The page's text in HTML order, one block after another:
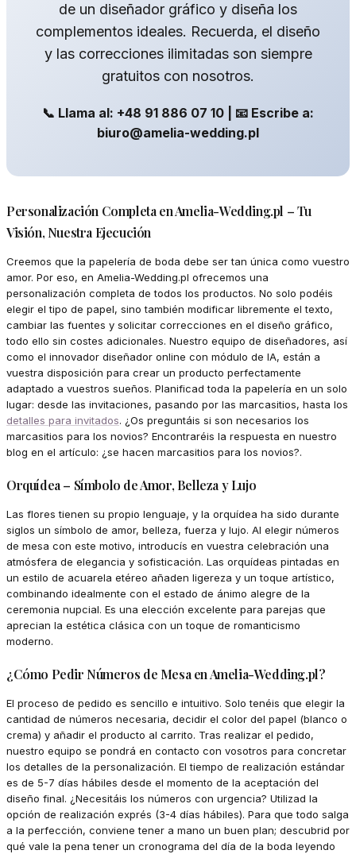
de un diseñador gráfico y diseña los
complementos ideales. Recuerda, el diseño
y las correcciones ilimitadas son siempre
gratuitos con nosotros.
📞 Llama al: +48 91 886 07 10 | 📧 Escribe a:
biuro@amelia-wedding.pl
Personalización Completa en Amelia-Wedding.pl – Tu
Visión, Nuestra Ejecución
Creemos que la papelería de boda debe ser tan única como vuestro
amor. Por eso, en Amelia-Wedding.pl ofrecemos una
personalización completa de todos los productos. No solo podéis
elegir el tipo de papel, sino también modificar libremente el texto,
cambiar las fuentes y solicitar correcciones en el diseño gráfico,
todo ello sin costes adicionales. Nuestro equipo de diseñadores, así
como el innovador diseñador online con módulo de IA, están a
vuestra disposición para crear un producto perfectamente
adaptado a vuestros sueños. Planificad toda la papelería en un solo
lugar: desde las invitaciones, pasando por las marcasitios, hasta los
detalles para invitados. ¿Os preguntáis si son necesarios los
marcasitios para los novios? Encontraréis la respuesta en nuestro
blog en el artículo: ¿se hacen marcasitios para los novios?.
Orquídea – Símbolo de Amor, Belleza y Lujo
Las flores tienen su propio lenguaje, y la orquídea ha sido durante
siglos un símbolo de amor, belleza, fuerza y lujo. Al elegir números
de mesa con este motivo, introducís en vuestra celebración una
atmósfera de elegancia y sofisticación. Las orquídeas pintadas en
un estilo de acuarela etéreo añaden ligereza y un toque artístico,
combinando idealmente con el estado de ánimo alegre de la
ceremonia nupcial. Es una elección excelente para parejas que
aprecian la estética clásica con un toque de romanticismo
moderno.
¿Cómo Pedir Números de Mesa en Amelia-Wedding.pl?
El proceso de pedido es sencillo e intuitivo. Solo tenéis que elegir la
cantidad de números necesaria, decidir el color del papel (blanco o
crema) y añadir el producto al carrito. Tras realizar el pedido,
nuestro equipo se pondrá en contacto con vosotros para concretar
los detalles de la personalización. El tiempo de realización estándar
es de 5-7 días hábiles desde el momento de la aceptación del
diseño final. ¿Necesitáis los números con urgencia? Utilizad la
opción de realización exprés (3-4 días hábiles). Para que todo salga
a la perfección, conviene tener a mano un buen plan; descubrid por
qué vale la pena tener un cronograma del día de la boda leyendo